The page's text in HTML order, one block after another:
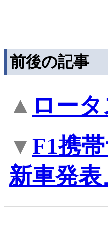
前後の記事
▲ ロー
▼F1携
新車発